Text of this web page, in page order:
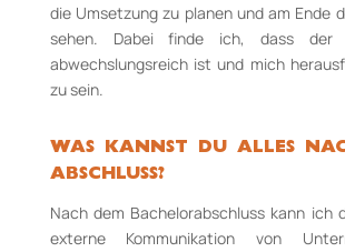
die Umsetzung zu planen und am Ende
sehen. Dabei finde ich, dass der
abwechslungsreich ist und mich
zu sein.
WAS KANNST DU ALLES
ABSCHLUSS?
Nach dem Bachelorabschluss kann ich
externe Kommunikation von